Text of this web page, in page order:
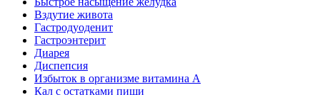
Вздутие живота
Гастродуоденит
Гастроэнтерит
Диарея
Диспепсия
Избыток в организме витамина А
Кал с остатками пищи